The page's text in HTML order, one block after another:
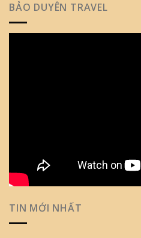
BẢO DUYÊN TRAVEL
TIN MỚI NHẤT